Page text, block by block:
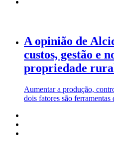
A opinião de
custos, gestão e
propriedade
Aumentar a produção,
dois fatores são